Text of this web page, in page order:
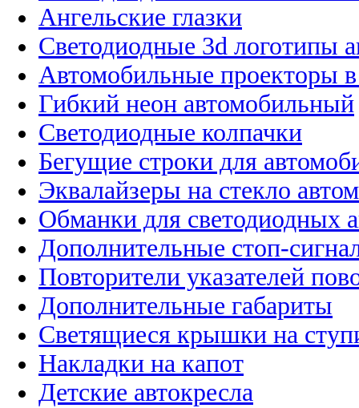
Ангельские глазки
Светодиодные 3d логотипы
Автомобильные проекторы
Гибкий неон автомобильный
Светодиодные колпачки
Бегущие строки для
Эквалайзеры на стекло
Обманки для светодиодных
Дополнительные стоп-
Повторители указателей
Дополнительные габариты
Светящиеся крышки на
Накладки на капот
Детские автокресла